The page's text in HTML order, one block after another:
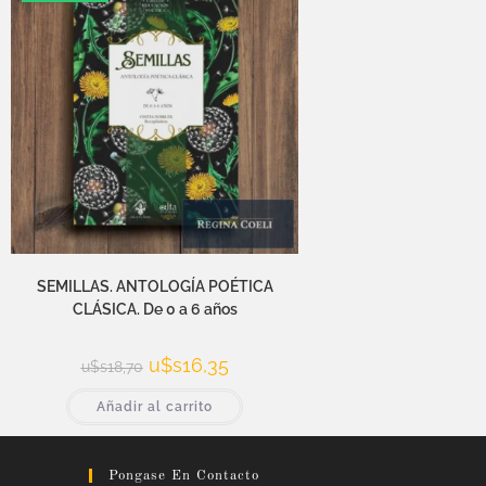
SEMILLAS. ANTOLOGÍA POÉTICA
CLÁSICA. De 0 a 6 años
u$s18,70 u$s16,35
Añadir al carrito
Pongase En Contacto